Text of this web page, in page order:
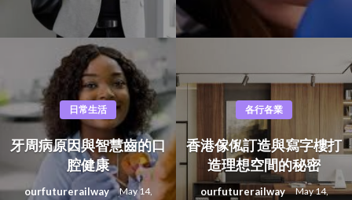
日常生活
牙周病原因與智慧齒的口
腔健康
ourfuturerailway
May 14,
各行各業
香港傢俬訂造與寫字樓打
造理想空間的秘密
ourfuturerailway
May 14,